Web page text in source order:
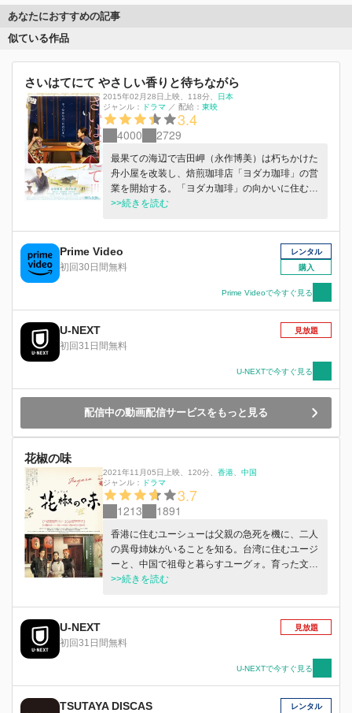
あなたにおすすめの記事
似ている作品
さいはてにて やさしい香りと待ちながら
2015年02月28日上映 118分
日本
ジャンル：
ドラマ ／ 配給： 東映
3.4
4000 2729
最果ての海辺で吉田岬（永作博美）は朽ちかけた
舟小屋を改装し、焙煎珈琲店「ヨダカ珈琲」の営
業を開始する。「ヨダカ珈琲」の向かいに住むの
はシングルマザーの山崎絵里子（佐々木希）と二
とが多く、幼い姉弟はたったふたり、肩を寄せ合
って母のいない日を過ごしている。 珈琲店を訪
れる様々な人々との交流が生まれる中、ある夜、
舟小屋で“事件”が起きる。絵里子が岬の危機を救
ったことで事件は未遂に終わったものの、深く傷
つく岬。そんな岬の為に珈琲を淹れる絵里子。温
かい珈琲が、傷つき、頑なだった心を溶かしてい
く…。いつしか４人は家族のように支え合って暮
らし始める。そんな中、絵里子は岬が最果ての地
にやって来た本当の理由を知ることに。それは、
漁師だった岬の父にまつわるもの。そして父につ
いて衝撃の事実が岬にもたらされ…。
>>続きを読む
Prime Video
初回30日間無料
レンタル
購入
Prime Videoで今すぐ見る
U-NEXT
初回31日間無料
見放題
U-NEXTで今すぐ見る
配信中の動画配信サービスをもっと見る
花椒の味
2021年11月05日上映 120分 香港
中国
ジャンル：
ドラマ
3.7
1213 1891
香港に住むユーシューは父親の急死を機に、二人
の異母姉妹がいることを知る。台湾に住むユージ
ーと、中国で祖母と暮らすユーグォ。育った文化
も境遇も違う三人だが、父の借金を清算するため
うとする中で、姉妹としての情と絆が芽生え始め
>>続きを読む
U-NEXT
初回31日間無料
見放題
U-NEXTで今すぐ見る
TSUTAYA DISCAS レンタル